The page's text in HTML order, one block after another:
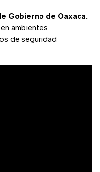
Gobierno de Oaxaca,
ambientes
de seguridad